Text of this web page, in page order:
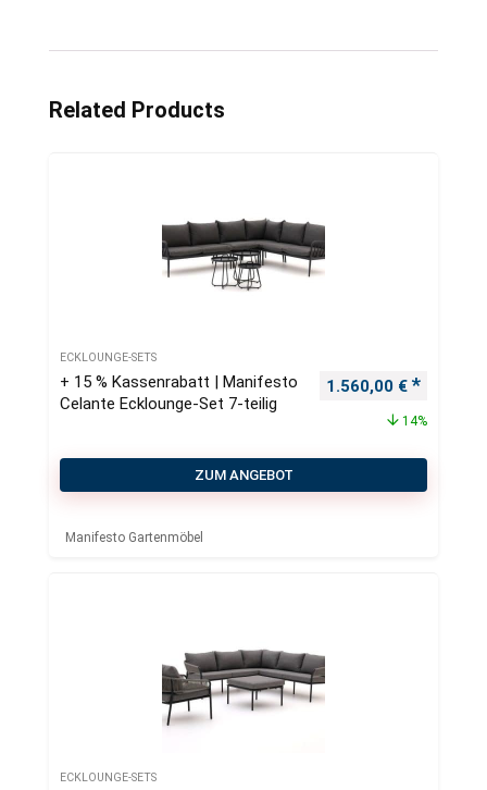
Related Products
ECKLOUNGE-SETS
+ 15 % Kassenrabatt | Manifesto
Celante Ecklounge-Set 7-teilig
Ursprünglicher
1.560,00 €
14%
ZUM ANGEBOT
Manifesto Gartenmöbel
ECKLOUNGE-SETS